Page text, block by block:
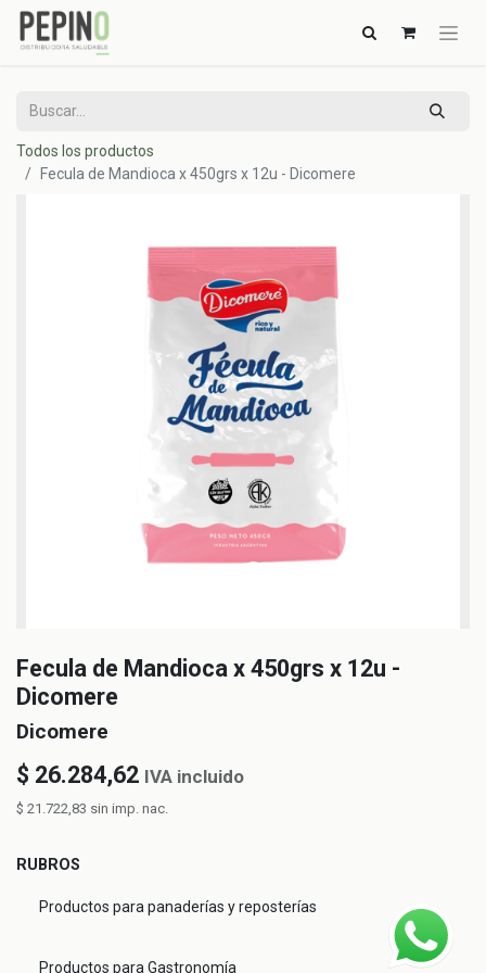
Todos los productos
Fecula de Mandioca x 450grs x 12u - Dicomere
Fecula de Mandioca x 450grs x 12u -
Dicomere
Dicomere
$ 26.284,62 IVA incluido
$ 21.722,83 sin imp. nac.
RUBROS
Productos para panaderías y reposterías
Productos para Gastronomía